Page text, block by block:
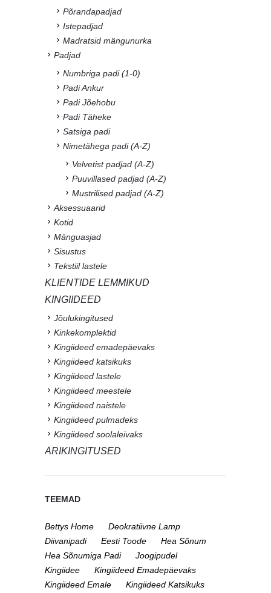
Põrandapadjad
Istepadjad
Madratsid mängunurka
Padjad
Numbriga padi (1-0)
Padi Ankur
Padi Jõehobu
Padi Täheke
Satsiga padi
Nimetähega padi (A-Z)
Velvetist padjad (A-Z)
Puuvillased padjad (A-Z)
Mustrilised padjad (A-Z)
Aksessuaarid
Kotid
Mänguasjad
Sisustus
Tekstiil lastele
KLIENTIDE LEMMIKUD
KINGIIDEED
Jõulukingitused
Kinkekomplektid
Kingiideed emadepäevaks
Kingiideed katsikuks
Kingiideed lastele
Kingiideed meestele
Kingiideed naistele
Kingiideed pulmadeks
Kingiideed soolaleivaks
ÄRIKINGITUSED
TEEMAD
Bettys Home
Deokratiivne Lamp
Diivanipadi
Eesti Toode
Hea Sõnum
Hea Sõnumiga Padi
Joogipudel
Kingiidee
Kingiideed Emadepäevaks
Kingiideed Emale
Kingiideed Katsikuks